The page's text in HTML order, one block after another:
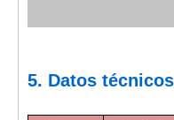
5. Datos